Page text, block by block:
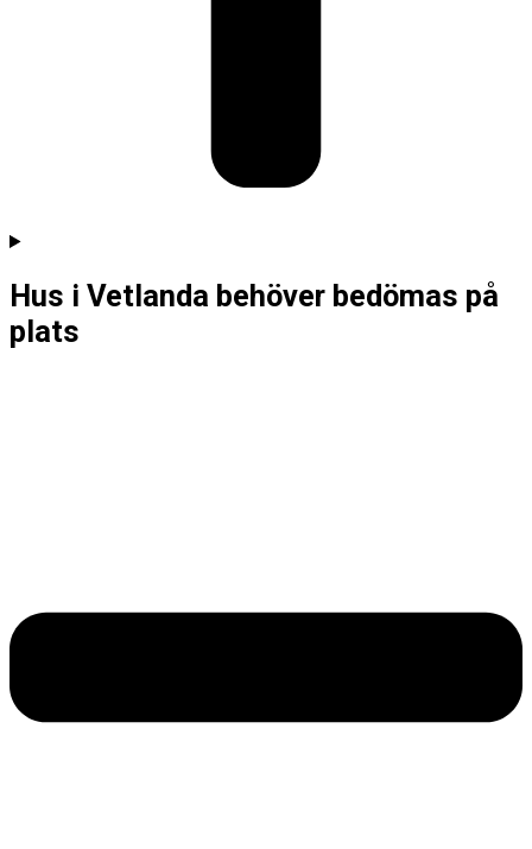
Hus i Vetlanda behöver bedömas på
plats